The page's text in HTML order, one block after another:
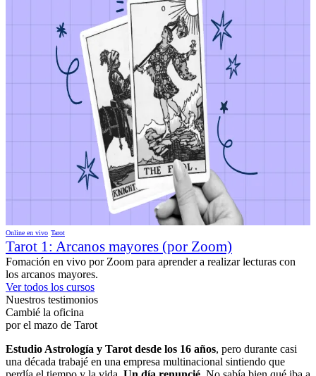
Online en vivo Tarot
Tarot 1: Arcanos mayores (por Zoom)
Fomación en vivo por Zoom para aprender a realizar lecturas con
los arcanos mayores.
Ver todos los cursos
Nuestros testimonios
Cambié la oficina
por el mazo de Tarot
Estudio Astrología y Tarot desde los 16 años, pero durante casi
una década trabajé en una empresa multinacional sintiendo que